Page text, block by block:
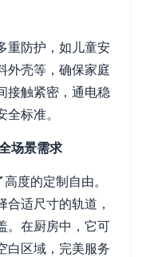
重防护，如儿童安
外壳等，确保家庭
接触紧密，通电稳
标准。
场景需求
度的定制自由。
适尺寸的轨道，
。在厨房中，它可
白区域，完美服务